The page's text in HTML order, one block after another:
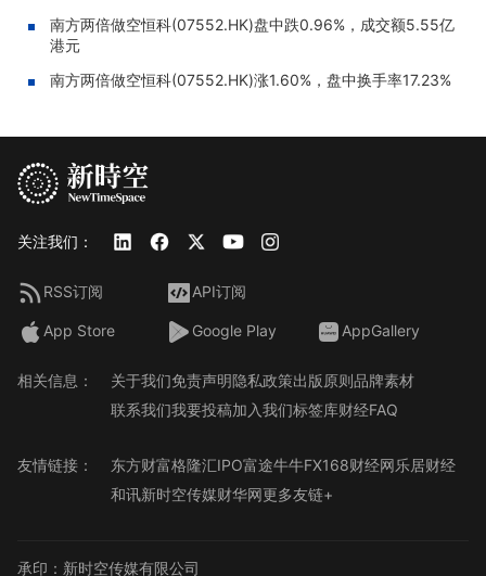
南方两倍做空恒科(07552.HK)盘中跌0.96%，成交额5.55亿
港元
南方两倍做空恒科(07552.HK)涨1.60%，盘中换手率17.23%
关注我们：
RSS订阅 API订阅
App Store Google Play AppGallery
相关信息： 关于我们免责声明隐私政策出版原则品牌素材
联系我们我要投稿加入我们标签库财经FAQ
友情链接： 东方财富格隆汇IPO富途牛牛FX168财经网乐居财经
和讯新时空传媒财华网更多友链+
承印：新时空传媒有限公司